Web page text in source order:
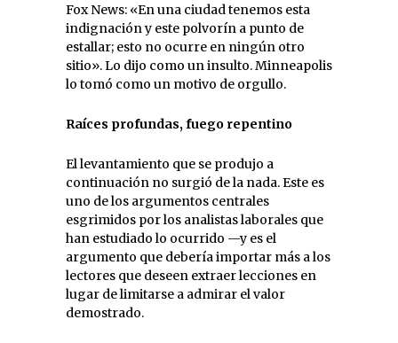
Fox News: «En una ciudad tenemos esta
indignación y este polvorín a punto de
estallar; esto no ocurre en ningún otro
sitio». Lo dijo como un insulto. Minneapolis
lo tomó como un motivo de orgullo.
Raíces profundas, fuego repentino
El levantamiento que se produjo a
continuación no surgió de la nada. Este es
uno de los argumentos centrales
esgrimidos por los analistas laborales que
han estudiado lo ocurrido —y es el
argumento que debería importar más a los
lectores que deseen extraer lecciones en
lugar de limitarse a admirar el valor
demostrado.